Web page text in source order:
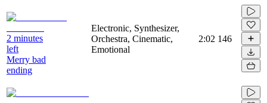
2 minutes
left
Merry bad
ending
Electronic, Synthesizer,
Orchestra, Cinematic,
Emotional
2:02 146